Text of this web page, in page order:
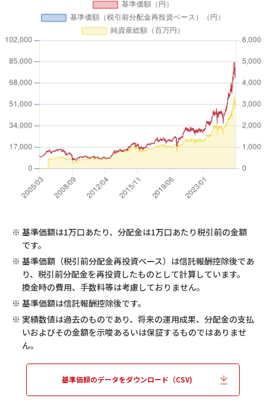
31,069
0
32,438
27,862
0
24,630
第14期 2018/11/15
0
22,497
第12期 2016/11/15
0
17,783
第11期 2015/11/16
19,196
第10期
16,591
第9期 2013/11/15
※ 基準価額は1万口あたり、分配金は1万口あたり税引前の金額
です。
※ 基準価額（税引前分配金再投資ベース）は信託報酬控除後であ
り、税引前分配金を再投資したものとして計算しています。
換金時の費用、手数料等は考慮しておりません。
※ 基準価額は信託報酬控除後です。
※ 実績数値は過去のものであり、将来の運用成果、分配金の支払
いおよびその金額を示唆あるいは保証するものではありませ
ん。
基準価額のデータをダウンロード（CSV)